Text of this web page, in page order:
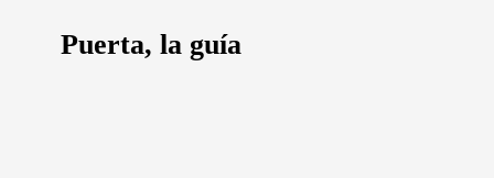
Puerta, la guía